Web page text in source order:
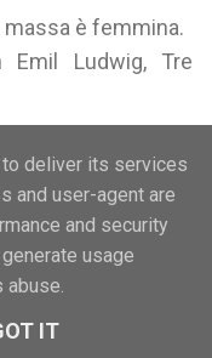
massa è femmina.
Emil Ludwig, Tre
alla massa non
accomodante
che gli
come
deliver its services
and user-agent are
and security
usage
abuse.
IT